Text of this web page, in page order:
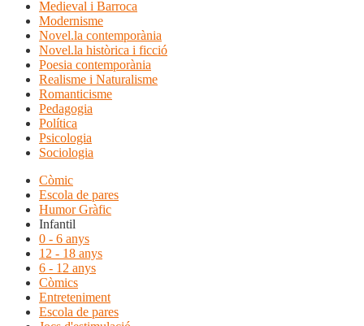
Medieval i Barroca
Modernisme
Novel.la contemporània
Novel.la històrica i ficció
Poesia contemporània
Realisme i Naturalisme
Romanticisme
Pedagogia
Política
Psicologia
Sociologia
Còmic
Escola de pares
Humor Gràfic
Infantil
0 - 6 anys
12 - 18 anys
6 - 12 anys
Còmics
Entreteniment
Escola de pares